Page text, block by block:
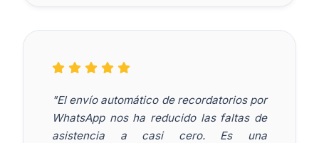
"El envío automático de recordatorios por
WhatsApp nos ha reducido las faltas de
asistencia a casi cero. Es una